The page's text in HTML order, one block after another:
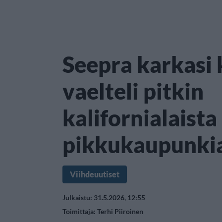
Seepra
vaelteli pitkin
kalifornialaista
Viihdeuutiset
Julkaistu: 31.5.2026, 12:55
Toimittaja: Terhi Piiroinen